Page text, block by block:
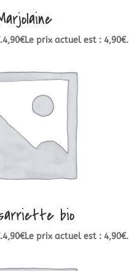
4,90€Le prix actuel est : 4,90€.
bio
4,90€Le prix actuel est : 4,90€.